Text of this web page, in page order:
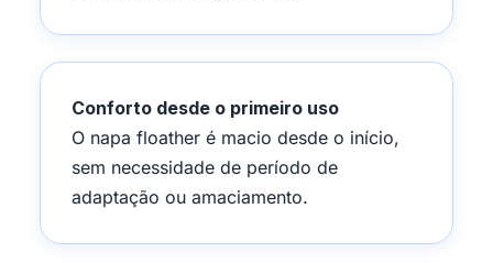
Conforto desde o primeiro uso
O napa floather é macio desde o início,
sem necessidade de período de
adaptação ou amaciamento.